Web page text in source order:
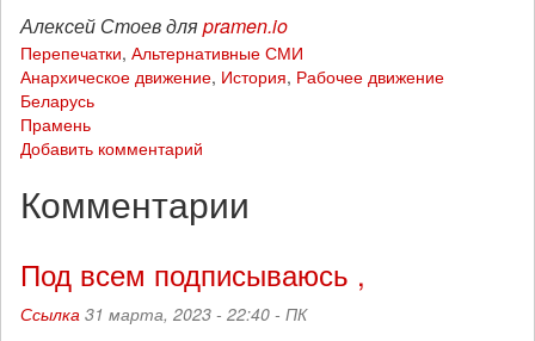
Алексей Стоев дляpramen.io
Перепечатки, Альтернативные СМИ
Анархическое движение, История, Рабочее движение
Беларусь
Прамень
Добавить комментарий
Комментарии
Под всем подписываюсь ,
Ссылка 31 марта, 2023 - 22:40 - ПК